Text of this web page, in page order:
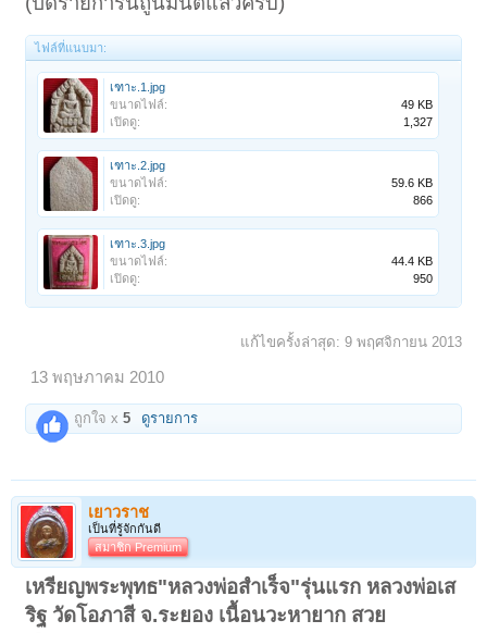
ไฟล์ที่แนบมา:
เฑาะ.1.jpg
ขนาดไฟล์:
49 KB
เปิดดู:
1,327
เฑาะ.2.jpg
ขนาดไฟล์:
59.6 KB
เปิดดู:
866
เฑาะ.3.jpg
ขนาดไฟล์:
44.4 KB
เปิดดู:
950
แก้ไขครั้งล่าสุด: 9 พฤศจิกายน 2013
13 พฤษภาคม 2010
ถูกใจ x5 ดูรายการ
เยาวราช
เป็นที่รู้จักกันดี
สมาชิก Premium
เหรียญพระพุทธ"หลวงพ่อสำเร็จ"รุ่นแรก หลวงพ่อเส
ริฐ วัดโอภาสี จ.ระยอง เนื้อนวะหายาก สวย